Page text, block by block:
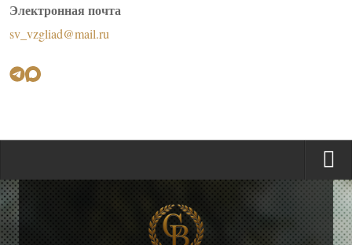
Электронная почта
sv_vzgliad@mail.ru